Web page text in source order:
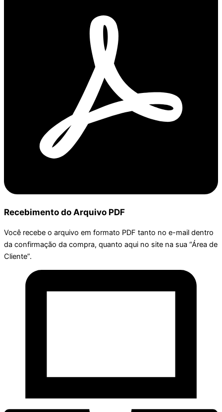
Recebimento do Arquivo PDF
Você recebe o arquivo em formato PDF tanto no e-mail dentro
da confirmação da compra, quanto aqui no site na sua “Área de
Cliente”.